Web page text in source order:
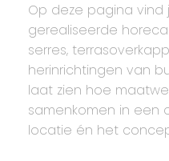
Op deze pagina
gerealiseerde
serres,
herinrichtingen van
laat zien hoe
samenkomen in een
locatie én het